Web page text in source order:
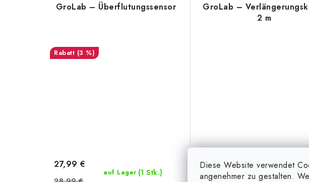
Diese Website verwendet
angenehmer zu gestalten.
GroLab – Überflutungssensor
(3 %)
auf Lager (1 Stk.)
27,99 €
GroLab –
2 m
auf Lager (3
16,99 €